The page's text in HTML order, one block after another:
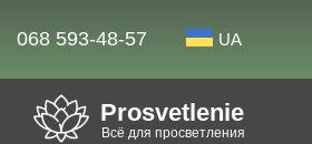
068 593-48-57 UA
Prosvetlenie
Всё для просветления